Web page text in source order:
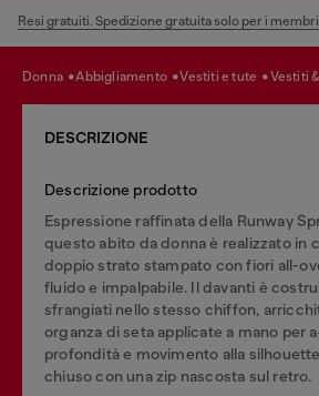
Resi gratuiti. Spedizione gratuita solo per i
donna abbigliamento vestiti e tute vestiti
DESCRIZIONE
Descrizione prodotto
Espressione raffinata della Runway
questo abito da donna è realizzato in
doppio strato stampato con fiori all-
fluido e impalpabile. Il davanti è
sfrangiati nello stesso chiffon,
organza di seta applicate a mano per
profondità e movimento alla
chiuso con una zip nascosta sul retro.